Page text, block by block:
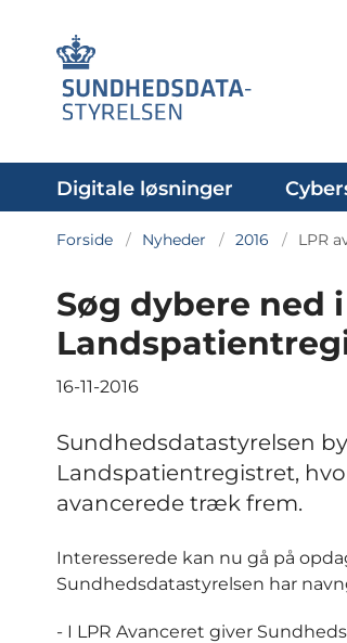
Digitale løsninger
Forside Nyheder 2016 LPR
Søg dybere ned
16-11-2016
Sundhedsdatastyrelsen
Landspatientregistret,
avancerede træk frem.
Interesserede kan nu gå på
Sundhedsdatastyrelsen har
- I LPR Avanceret giver